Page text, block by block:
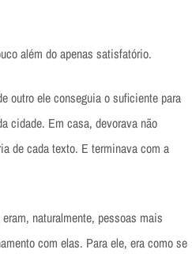
além do apenas satisfatório.
outro ele conseguia o suficiente para
cidade. Em casa, devorava não
de cada texto. E terminava com a
naturalmente, pessoas mais
com elas. Para ele, era como se